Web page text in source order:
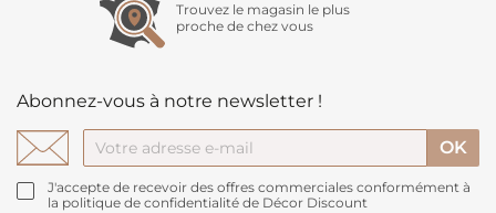
Trouvez le magasin le plus
proche de chez vous
Abonnez-vous à notre newsletter !
J'accepte de recevoir des offres commerciales conformément à
la politique de confidentialité de Décor Discount